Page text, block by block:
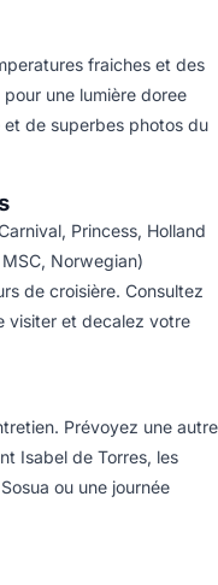
fraiches et des
une lumière doree
et de superbes photos du
Princess, Holland
Norwegian)
de croisière. Consultez
visiter et decalez votre
Prévoyez une autre
Isabel de Torres, les
ou une journée